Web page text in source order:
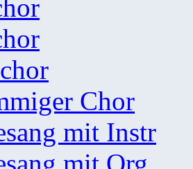
Chor
mit Instr